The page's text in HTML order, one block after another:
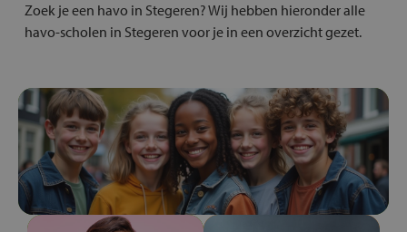
Zoek je een havo in Stegeren? Wij hebben hieronder alle
havo-scholen in Stegeren voor je in een overzicht gezet.